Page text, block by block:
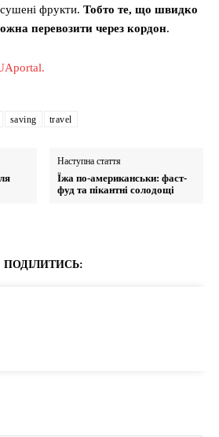
фрукти. Тобто те, що швидко
перевозити через кордон.
saving travel
Наступна стаття
Їжа по-американськи: фаст-
фуд та пікантні солодощі
ПОДІЛИТИСЬ: